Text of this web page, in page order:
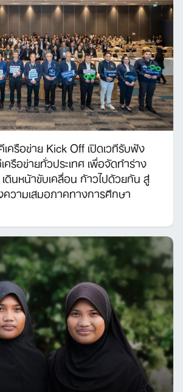
ครือข่าย Kick Off เปิดเวทีรับฟัง
รือข่ายทั่วประเทศ เพื่อจัดทำร่าง
นหน้าขับเคลื่อน ก้าวไปด้วยกัน สู่
วามเสมอภาคทางการศึกษา